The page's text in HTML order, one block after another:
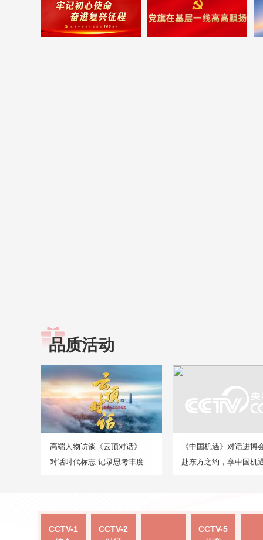
品质活动
高端人物访谈《云顶对话》
对话时代标志 记录思考丰度
《中国机遇》对话进博
赴东方之约，享中国机
CCTV-1
CCTV-2
CCTV-5